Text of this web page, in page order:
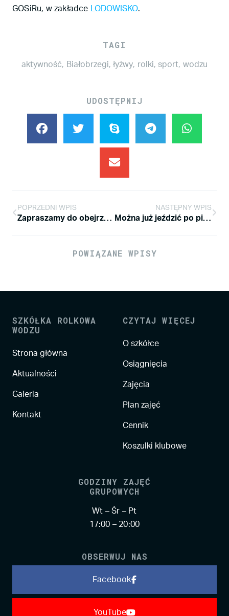
GOSiRu, w zakładce
LODOWISKO.
TAGI
aktywność, Białobrzegi,łyżwy, rolki,sport, wodzu
UDOSTĘPNIJ
POPRZEDNI WPIS
Zapraszamy do obejrzenia fotek z naszych niedzielnych, mikołajkowych zawodów!
NASTĘPNY WPIS
Można już jeździć po pierwszym w Rzeszowie pumptracku!
POWIĄZANE WPISY
SZKÓŁKA ROLKOWA
WODZU
Strona główna
Aktualności
Galeria
Kontakt
CZYTAJ WIĘCEJ
O szkółce
Osiągnięcia
Zajęcia
Plan zajęć
Cennik
Koszulki klubowe
GODZINY ZAJĘĆ
GRUPOWYCH
Wt – Śr – Pt
17:00 – 20:00
OBSERWUJ NAS
Facebook
YouTube